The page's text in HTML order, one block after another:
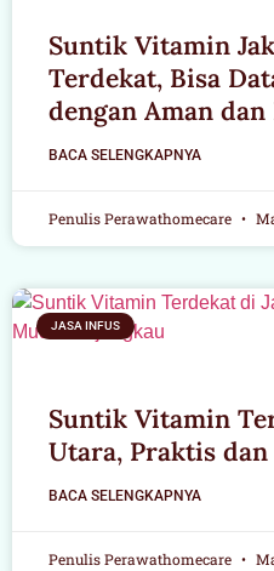
Suntik Vitamin
Terdekat, Bisa
dengan Aman
BACA SELENGKAPNYA
Penulis Perawathomecare
JASA INFUS
Suntik Vitamin
Utara, Praktis
BACA SELENGKAPNYA
Penulis Perawathomecare